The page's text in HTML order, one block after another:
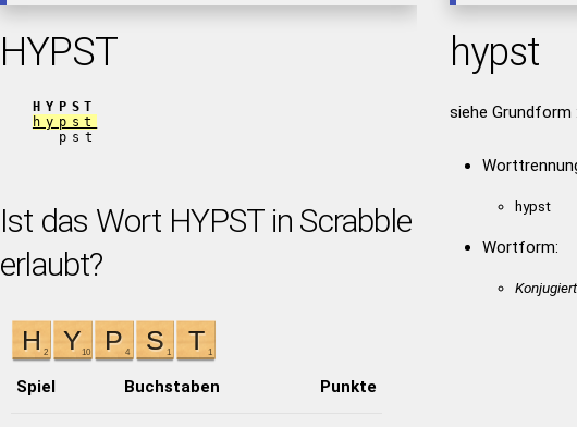
HYPST
HYPST
hypst
pst
Ist das Wort HYPST in Scrabble
erlaubt?
Spiel Buchstaben Punkte
hypst
siehe Grundform :
hypst
Wortform: